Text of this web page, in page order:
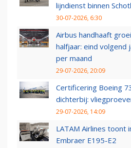
lijndienst binnen
30-07-2026, 6:30
Airbus handhaaft
halfjaar: eind volgend
per maand
29-07-2026, 20:09
Certificering Boeing
dichterbij:
29-07-2026, 14:09
LATAM Airlines toont
Embraer E195-E2